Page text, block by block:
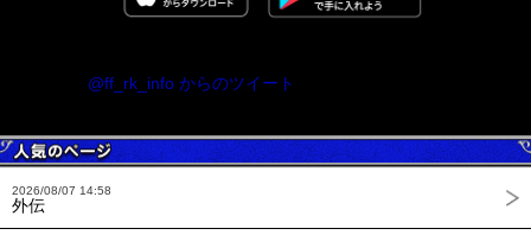
@ff_rk_info からのツイート
2026/08/07 14:58
外伝